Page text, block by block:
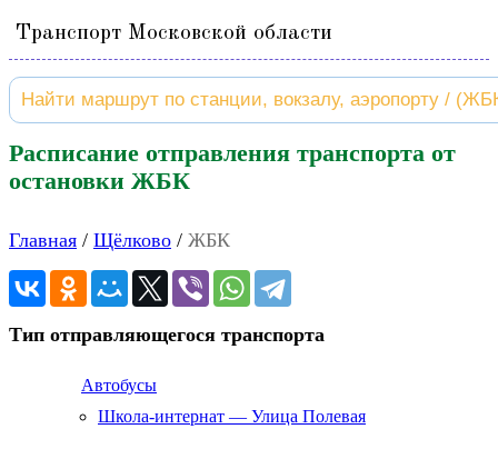
Транспорт Московской области
Расписание отправления транспорта от
остановки ЖБК
Главная Щёлково ЖБК
Тип отправляющегося транспорта
Автобусы
Школа-интернат — Улица Полевая